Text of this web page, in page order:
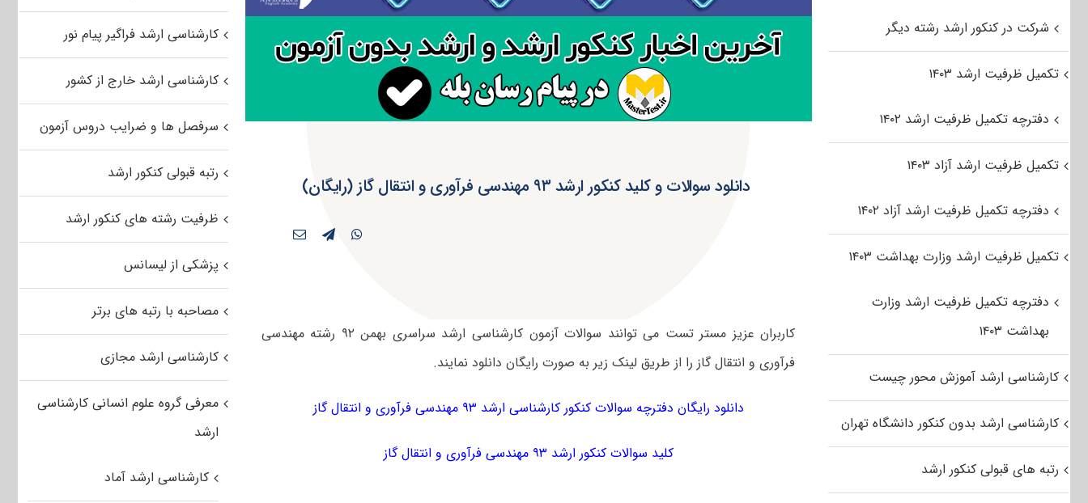
دانلود سوالات و کلید کنکور ارشد ۹۳ مهندسی فرآوری و انتقال گاز (رایگان)
کاربران عزیز مستر تست می توانند سوالات آزمون کارشناسی ارشد سراسری بهمن ۹۲ رشته مهندسی
فرآوری و انتقال گاز را از طریق لینک زیر به صورت رایگان دانلود نمایند.
دانلود رایگان دفترچه سوالات کنکور کارشناسی ارشد ۹۳ مهندسی فرآوری و انتقال گاز
کلید سوالات کنکور ارشد ۹۳ مهندسی فرآوری و انتقال گاز
کارشناسی ارشد فراگیر پیام نور
کارشناسی ارشد خارج از کشور
سرفصل ها و ضرایب دروس آزمون
رتبه قبولی کنکور ارشد
ظرفیت رشته های کنکور ارشد
پزشکی از لیسانس
مصاحبه با رتبه های برتر
کارشناسی ارشد مجازی
معرفی گروه علوم انسانی کارشناسی
ارشد
کارشناسی ارشد آماد
شرکت در کنکور ارشد رشته دیگر
تکمیل ظرفیت ارشد ۱۴۰۳
دفترچه تکمیل ظرفیت ارشد ۱۴۰۲
تکمیل ظرفیت ارشد آزاد ۱۴۰۳
دفترچه تکمیل ظرفیت ارشد آزاد ۱۴۰۲
تکمیل ظرفیت ارشد وزارت بهداشت ۱۴۰۳
دفترچه تکمیل ظرفیت ارشد وزارت
بهداشت ۱۴۰۳
کارشناسی ارشد آموزش محور چیست
کارشناسی ارشد بدون کنکور دانشگاه تهران
رتبه های قبولی کنکور ارشد